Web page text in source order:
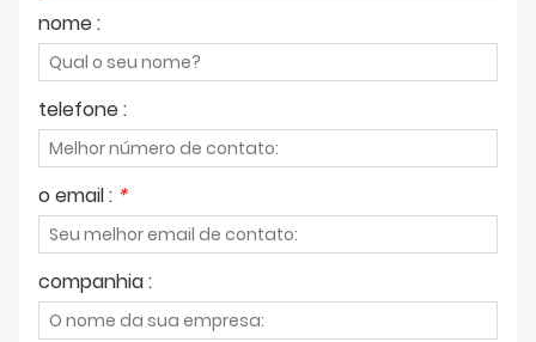
nome :
telefone :
o email : *
companhia :